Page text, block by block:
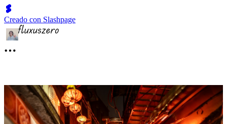
Creado con Slashpage